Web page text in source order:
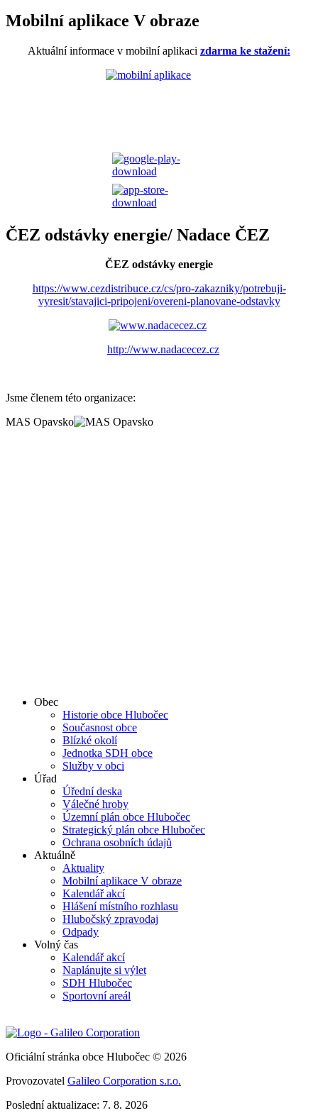
Mobilní aplikace V obraze
Aktuální informace v mobilní aplikaci zdarma ke stažení:
ČEZ odstávky energie/ Nadace ČEZ
ČEZ odstávky energie
https://www.cezdistribuce.cz/cs/pro-zakazniky/potrebuji-
vyresit/stavajici-pripojeni/overeni-planovane-odstavky
http://www.nadacecez.cz
Jsme členem této organizace:
MAS Opavsko
Obec
Historie obce Hlubočec
Současnost obce
Blízké okolí
Jednotka SDH obce
Služby v obci
Úřad
Úřední deska
Válečné hroby
Územní plán obce Hlubočec
Strategický plán obce Hlubočec
Ochrana osobních údajů
Aktuálně
Aktuality
Mobilní aplikace V obraze
Kalendář akcí
Hlášení místního rozhlasu
Hlubočský zpravodaj
Odpady
Volný čas
Kalendář akcí
Naplánujte si výlet
SDH Hlubočec
Sportovní areál
Oficiální stránka obce Hlubočec © 2026
Provozovatel Galileo Corporation s.r.o.
Poslední aktualizace: 7. 8. 2026